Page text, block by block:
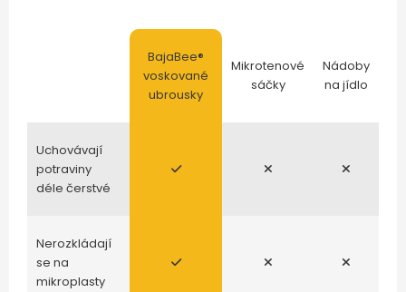
BajaBee®
voskované
ubrousky
Mikrotenové
sáčky
Nádoby
na jídlo
Uchovávají
potraviny
déle čerstvé
Nerozkládají
se na
mikroplasty